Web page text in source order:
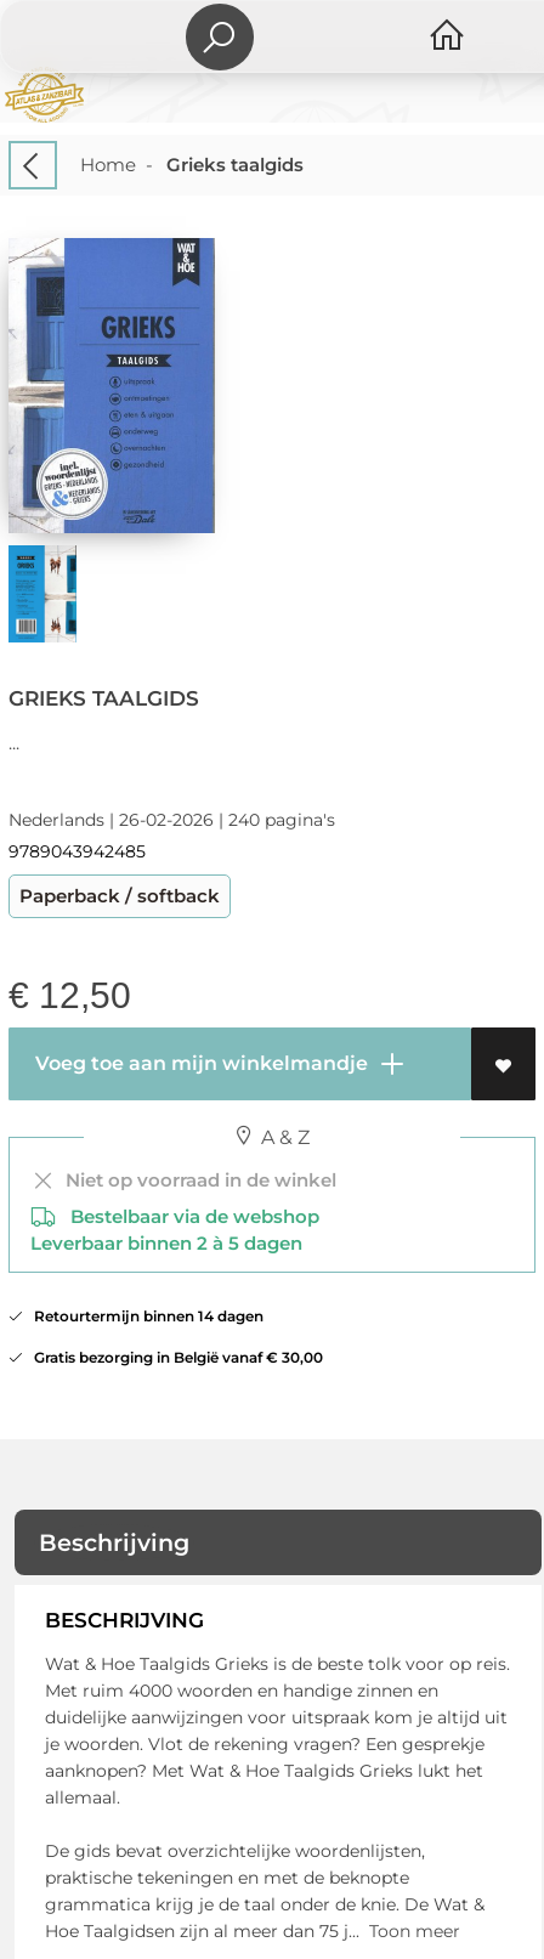
Home- Grieks taalgids
GRIEKS TAALGIDS
...
Nederlands | 26-02-2026 | 240 pagina's
9789043942485
Paperback / softback
€ 12,50
Voeg toe aan mijn winkelmandje
A & Z
Niet op voorraad in de winkel
Bestelbaar via de webshop
Leverbaar binnen 2 à 5 dagen
Retourtermijn binnen 14 dagen
Gratis bezorging in België vanaf € 30,00
Beschrijving
BESCHRIJVING
Wat & Hoe Taalgids Grieks is de beste tolk voor op reis.
Met ruim 4000 woorden en handige zinnen en
duidelijke aanwijzingen voor uitspraak kom je altijd uit
je woorden. Vlot de rekening vragen? Een gesprekje
aanknopen? Met Wat & Hoe Taalgids Grieks lukt het
allemaal.
De gids bevat overzichtelijke woordenlijsten,
praktische tekeningen en met de beknopte
grammatica krijg je de taal onder de knie. De Wat &
Hoe Taalgidsen zijn al meer dan 75 j... Toon meer